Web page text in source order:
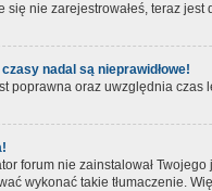
się nie zarejestrowałeś, teraz jest
nadal są nieprawidłowe!
poprawna oraz uwzględnia
forum nie zainstalował
wykonać takie tłumaczenie.